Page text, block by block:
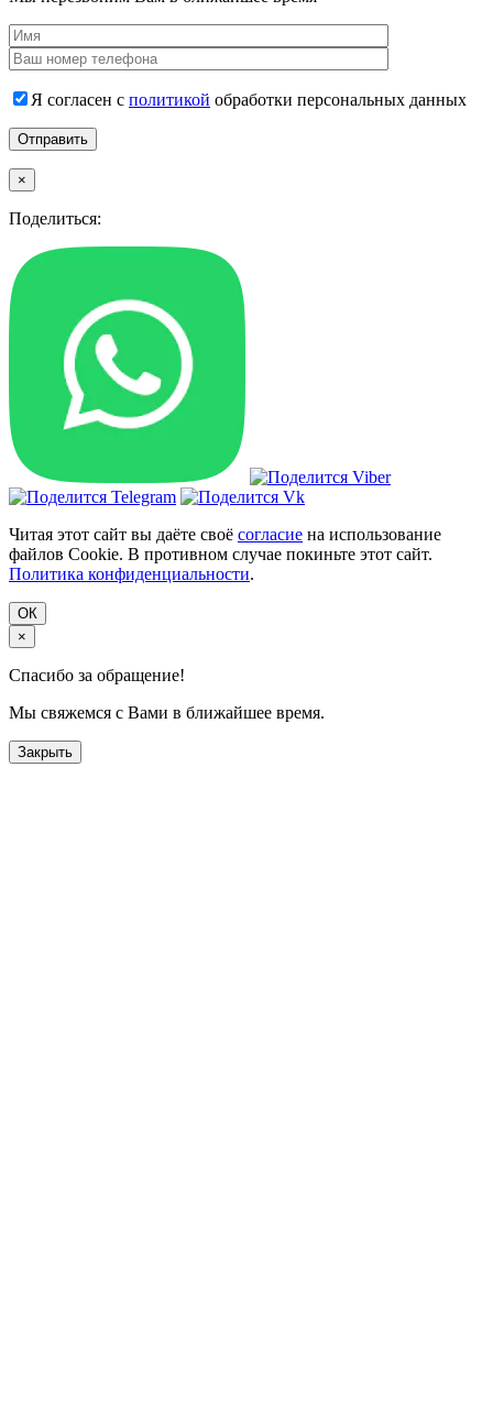
Я согласен с политикой обработки персональных данных
×
Поделиться:
Читая этот сайт вы даёте своё согласие на использование
файлов Cookie. В противном случае покиньте этот сайт.
Политика конфиденциальности.
ОК
×
Спасибо за обращение!
Мы свяжемся с Вами в ближайшее время.
Закрыть